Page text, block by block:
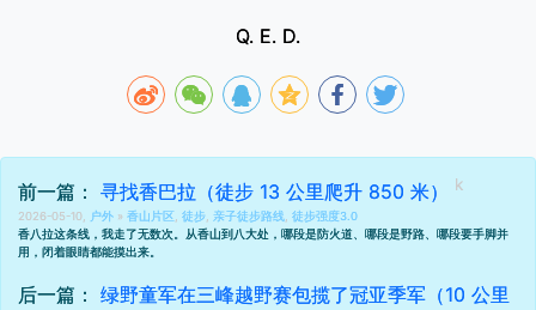
Q. E. D.
前一篇： 寻找香巴拉（徒步 13 公里爬升 850 米）
2026-05-10, 户外 » 香山片区 徒步 亲子徒步路线 徒步强度3.0
香八拉这条线，我走了无数次。从香山到八大处，哪段是防火道、哪段是野路、哪段要手脚并
用，闭着眼睛都能摸出来。
后一篇： 绿野童军在三峰越野赛包揽了冠亚季军（10 公里